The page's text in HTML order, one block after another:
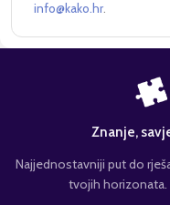
info@kako.hr.
Znanje,
Najjednostavniji put do
tvojih horizonata.